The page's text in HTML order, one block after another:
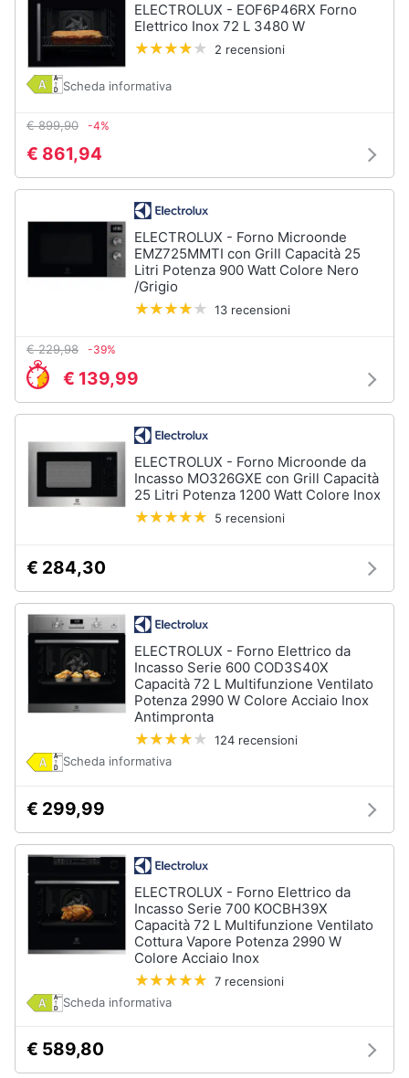
Assistenza
clienti
Esci
Piano
Forno
incasso
tutti
casa
Aspirapolvere
Vaporella
Scopa
vapore
Vedi
tutti
Cucina
Friggitrice
ad
aria
Macchina
Minipimer
Estrattore
Vedi
tutti
Piccoli
elettrodomestici
Termoventilatore
Termoconvettore
Condizionatori
fissi
Vedi
ELECTROLUX - EOF6P46RX Forno
Elettrico Inox 72 L 3480 W
2 recensioni
Scheda informativa
€ 899,90 -4%
€ 861,94
ELECTROLUX - Forno Microonde
EMZ725MMTI con Grill Capacità 25
Litri Potenza 900 Watt Colore Nero
/Grigio
13 recensioni
€ 229,98 -39%
€ 139,99
ELECTROLUX - Forno Microonde da
Incasso MO326GXE con Grill Capacità
25 Litri Potenza 1200 Watt Colore Inox
5 recensioni
€ 284,30
ELECTROLUX - Forno Elettrico da
Incasso Serie 600 COD3S40X
Capacità 72 L Multifunzione Ventilato
Potenza 2990 W Colore Acciaio Inox
Antimpronta
124 recensioni
Scheda informativa
€ 299,99
ELECTROLUX - Forno Elettrico da
Incasso Serie 700 KOCBH39X
Capacità 72 L Multifunzione Ventilato
Cottura Vapore Potenza 2990 W
Colore Acciaio Inox
7 recensioni
Scheda informativa
€ 589,80